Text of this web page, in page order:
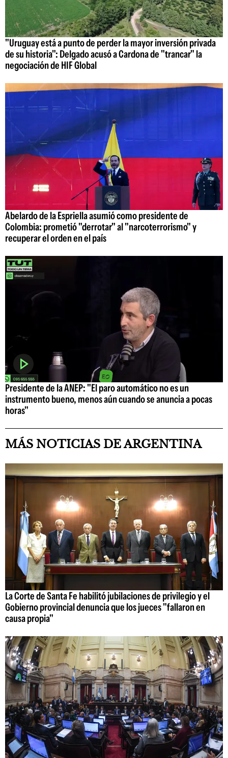
"Uruguay está a punto de perder la mayor inversión privada
de su historia": Delgado acusó a Cardona de "trancar" la
negociación de HIF Global
Abelardo de la Espriella asumió como presidente de
Colombia: prometió "derrotar" al "narcoterrorismo" y
recuperar el orden en el país
Presidente de la ANEP: "El paro automático no es un
instrumento bueno, menos aún cuando se anuncia a pocas
horas"
MÁS NOTICIAS DE ARGENTINA
La Corte de Santa Fe habilitó jubilaciones de privilegio y el
Gobierno provincial denuncia que los jueces "fallaron en
causa propia"